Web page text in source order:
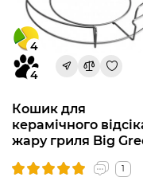
4
4
Кошик для
керамічного
жару гриля Big
1